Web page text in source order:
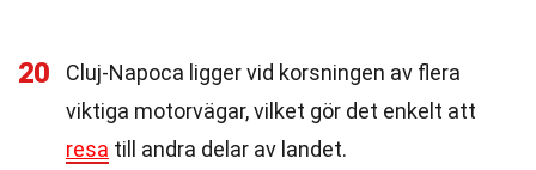
20
Cluj-Napoca ligger vid korsningen av flera
viktiga motorvägar, vilket gör det enkelt att
resa till andra delar av landet.